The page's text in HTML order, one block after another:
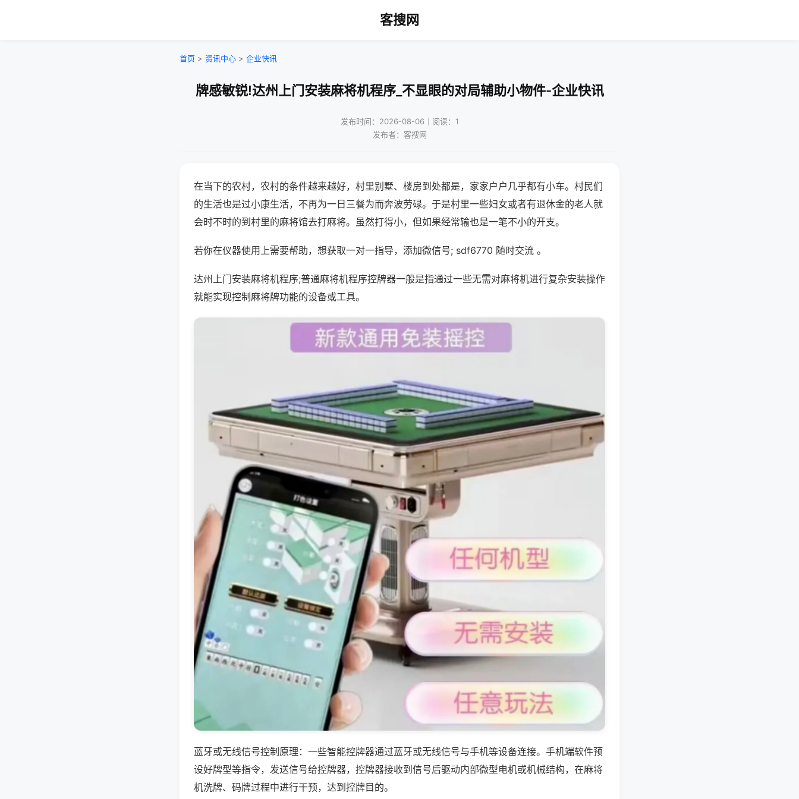
客搜网
首页 > 资讯中心 > 企业快讯
牌感敏锐!达州上门安装麻将机程序_不显眼的对局辅助小物件-企业快讯
发布时间：2026-08-06｜阅读：1
发布者：客搜网
在当下的农村，农村的条件越来越好，村里别墅、楼房到处都是，家家户户几乎都有小车。村民们
的生活也是过小康生活，不再为一日三餐为而奔波劳碌。于是村里一些妇女或者有退休金的老人就
会时不时的到村里的麻将馆去打麻将。虽然打得小，但如果经常输也是一笔不小的开支。
若你在仪器使用上需要帮助，想获取一对一指导，添加微信号; sdf6770 随时交流 。
达州上门安装麻将机程序;普通麻将机程序控牌器一般是指通过一些无需对麻将机进行复杂安装操作
就能实现控制麻将牌功能的设备或工具。
蓝牙或无线信号控制原理：一些智能控牌器通过蓝牙或无线信号与手机等设备连接。手机端软件预
设好牌型等指令，发送信号给控牌器，控牌器接收到信号后驱动内部微型电机或机械结构，在麻将
机洗牌、码牌过程中进行干预，达到控牌目的。